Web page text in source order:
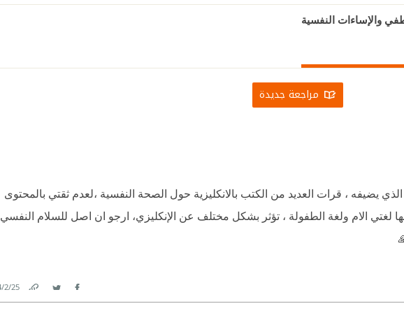
والإساءات النفسية
مراجعة جديدة
يضيفه ، قرات العديد من الكتب بالانكليزية حول الصحة النفسية ،لعدم ثقتي بالمحتوى
لغتي الام ولغة الطفولة ، تؤثر بشكل مختلف عن الإنكليزي، ارجو ان اصل للسلام النفسي
Facebook
Twitter
Link
25‏/2‏/2024